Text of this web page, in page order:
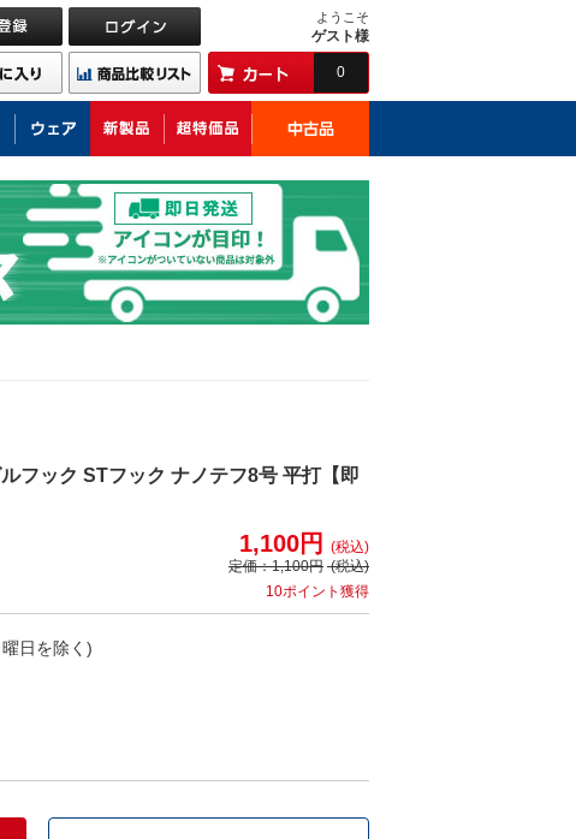
ようこそ
ゲスト様
0
フック STフック ナノテフ8号 平打【即
1,100円
(税込)
定価：1,100円 (税込)
10ポイント獲得
日を除く)